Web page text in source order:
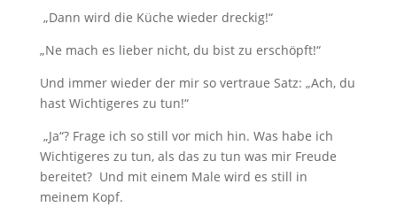
„Dann wird die Küche wieder dreckig!“
„Ne mach es lieber nicht, du bist zu erschöpft!“
Und immer wieder der mir so vertraue Satz: „Ach, du
hast Wichtigeres zu tun!“
„Ja“? Frage ich so still vor mich hin. Was habe ich
Wichtigeres zu tun, als das zu tun was mir Freude
bereitet? Und mit einem Male wird es still in
meinem Kopf.